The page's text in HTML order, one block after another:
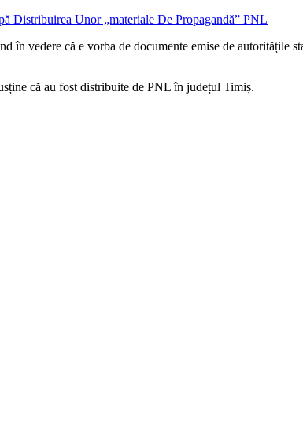
în vedere că e vorba de documente emise de autoritățile
că au fost distribuite de PNL în județul Timiș.